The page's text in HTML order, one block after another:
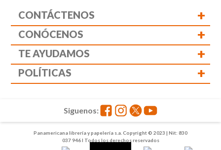
CONTÁCTENOS +
CONÓCENOS +
TE AYUDAMOS +
POLÍTICAS +
Panamericana librería y papelería s.a. Copyright © 2023 | Nit: 830
037 946 | Todos los derechos reservados
Siguenos: